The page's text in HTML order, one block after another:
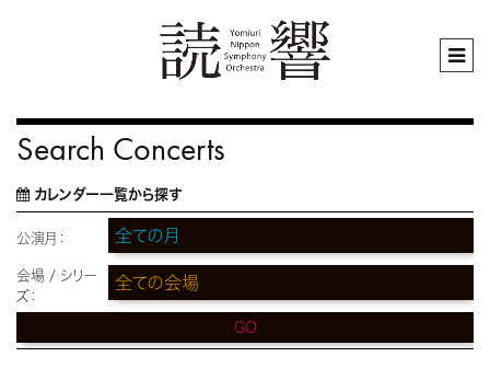
Search Concerts
カレンダー一覧から探す
公演月：
会場 / シリー
ズ：
GO